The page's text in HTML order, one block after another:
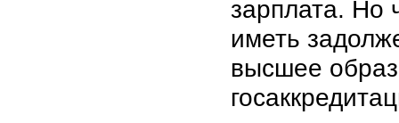
зарплата. Но
иметь
высшее